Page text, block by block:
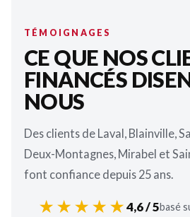
TÉMOIGNAGES
CE QUE NOS
FINANCÉS
NOUS
Des clients de Laval, Blainville,
Deux-Montagnes, Mirabel et
font confiance depuis 25 ans.
★★★★★4,6 / 5basé